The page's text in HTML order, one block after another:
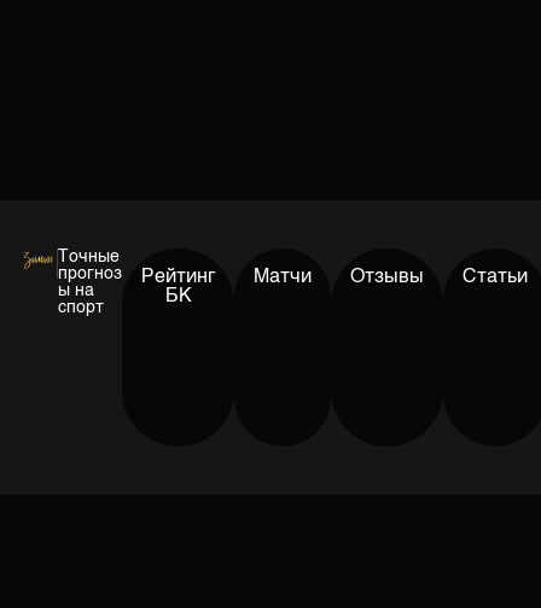
Точные
прогноз
ы на
спорт
Рейтинг
БК
Матчи Отзывы Статьи